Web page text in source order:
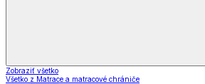
Zobraziť všetko
Všetko z Matrace a matracové chrániče